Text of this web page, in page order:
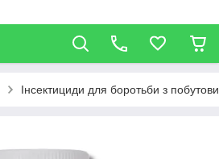
Інсектициди для боротьби з